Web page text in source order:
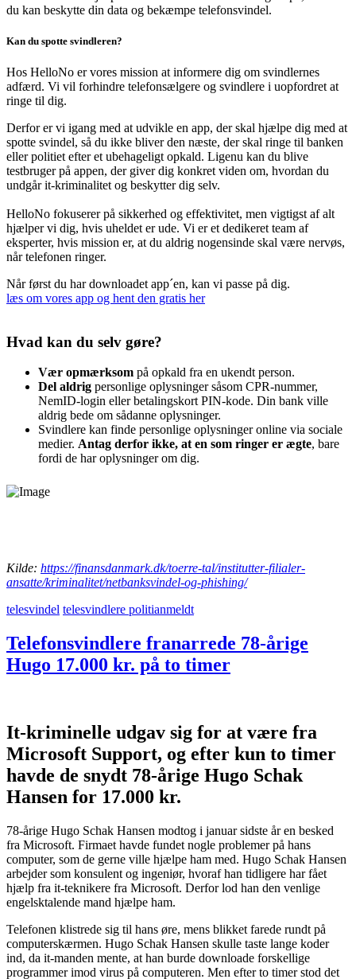
du kan beskytte din data og bekæmpe telefonsvindel.
Kan du spotte svindleren?
Hos HelloNo er vores mission at informere dig om svindlernes
adfærd. Vi vil forhindre telefonsælgere og svindlere i uopfordret at
ringe til dig.
Derfor er vi igang med at udvikle en app, der skal hjælpe dig med at
spotte svindel, så du ikke bliver den næste, der skal ringe til banken
eller politiet efter et ubehageligt opkald. Ligenu kan du blive
testbruger på appen, der giver dig konkret viden om, hvordan du
undgår it-kriminalitet og beskytter dig selv.
HelloNo fokuserer på sikkerhed og effektivitet, men vigtigst af alt
hjælper vi dig, hvis uheldet er ude. Vi er et dedikeret team af
eksperter, hvis mission er, at du aldrig nogensinde skal være nervøs,
når telefonen ringer.
Når først du har downloadet app´en, kan vi passe på dig.
læs om vores app og hent den gratis her
Hvad kan du selv gøre?
Vær opmærksom på opkald fra en ukendt person.
Del aldrig personlige oplysninger såsom CPR-nummer,
NemID-login eller betalingskort PIN-kode. Din bank ville
aldrig bede om sådanne oplysninger.
Svindlere kan finde personlige oplysninger online via sociale
medier. Antag derfor ikke, at en som ringer er ægte, bare
fordi de har oplysninger om dig.
Kilde: https://finansdanmark.dk/toerre-tal/institutter-filialer-
ansatte/kriminalitet/netbanksvindel-og-phishing/
telesvindel telesvindlere politianmeldt
Telefonsvindlere franarrede 78-årige
Hugo 17.000 kr. på to timer
It-kriminelle udgav sig for at være fra
Microsoft Support, og efter kun to timer
havde de snydt 78-årige Hugo Schak
Hansen for 17.000 kr.
78-årige Hugo Schak Hansen modtog i januar sidste år en besked
fra Microsoft. Firmaet havde fundet nogle problemer på hans
computer, som de gerne ville hjælpe ham med. Hugo Schak Hansen
arbejder som konsulent og ingeniør, hvoraf han tidligere har fået
hjælp fra it-teknikere fra Microsoft. Derfor lod han den venlige
engelsktalende mand hjælpe ham.
Telefonen klistrede sig til hans øre, mens blikket farede rundt på
computerskærmen. Hugo Schak Hansen skulle taste lange koder
ind, da it-manden mente, at han burde downloade forskellige
programmer imod virus på computeren. Men efter to timer stod det